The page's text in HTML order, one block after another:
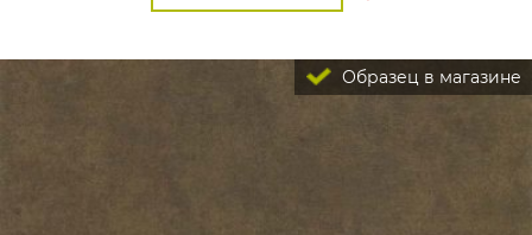
Образец в магазине